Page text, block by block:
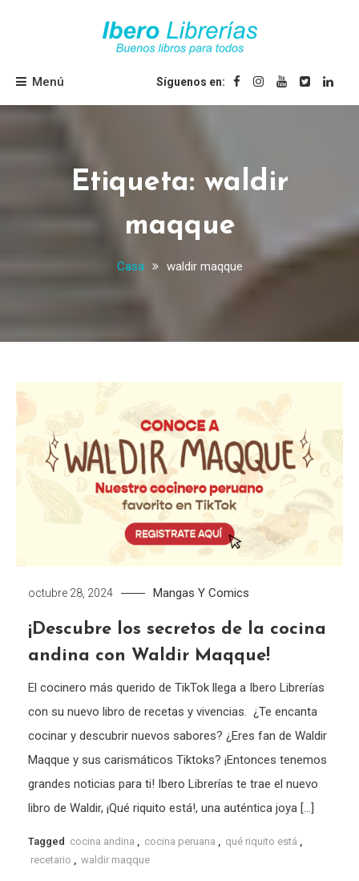
Ibero Librerías
Menú Síguenos en:
Etiqueta: waldir
maqque
Casa waldir maqque
octubre 28, 2024 Mangas Y Comics
¡Descubre los secretos de la cocina
andina con Waldir Maqque!
El cocinero más querido de TikTok llega a Ibero Librerías
con su nuevo libro de recetas y vivencias. ¿Te encanta
cocinar y descubrir nuevos sabores? ¿Eres fan de Waldir
Maqque y sus carismáticos Tiktoks? ¡Entonces tenemos
grandes noticias para ti! Ibero Librerías te trae el nuevo
libro de Waldir, ¡Qué riquito está!, una auténtica joya […]
Tagged cocina andina cocina peruana qué riquito está
recetario
waldir maqque